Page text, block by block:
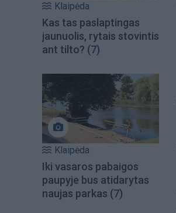
Klaipėda
Kas tas paslaptingas
jaunuolis, rytais stovintis
ant tilto? (7)
Klaipėda
Iki vasaros pabaigos
paupyje bus atidarytas
naujas parkas (7)